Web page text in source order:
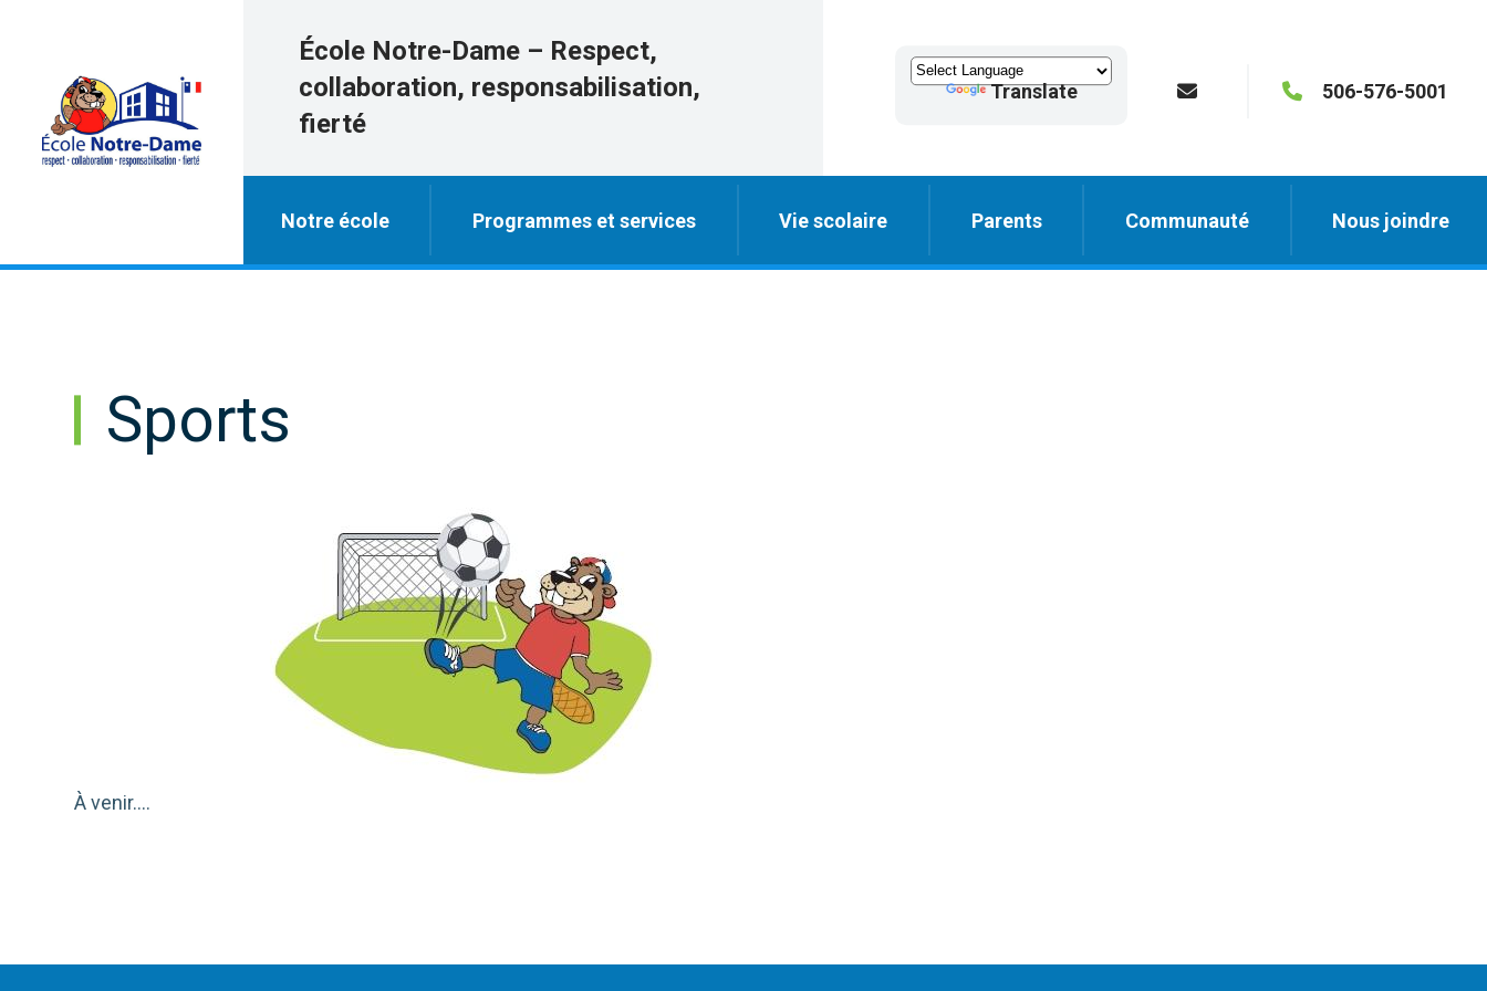
École Notre-Dame – Respect,
collaboration, responsabilisation,
fierté
Translate 506-576-5001
Notre école Programmes et services Vie scolaire Parents Communauté Nous joindre
Sports
À venir....